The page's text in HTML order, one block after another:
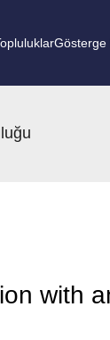
Gösterge
with